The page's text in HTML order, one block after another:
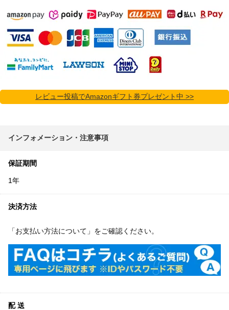
レビュー投稿でAmazonギフト券プレゼント中 >>
インフォメーション・注意事項
保証期間
1年
決済方法
「お支払い方法について」をご確認ください。
配 送